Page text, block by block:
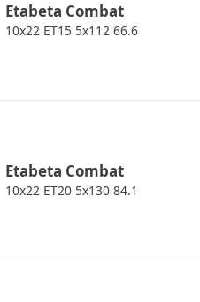
Etabeta Combat
10x22 ET15 5x112 66.6
Etabeta Combat
10x22 ET20 5x130 84.1